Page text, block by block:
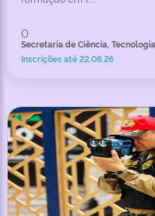
0
Secretaria de Ciência,
Inscrições até 22.08.26